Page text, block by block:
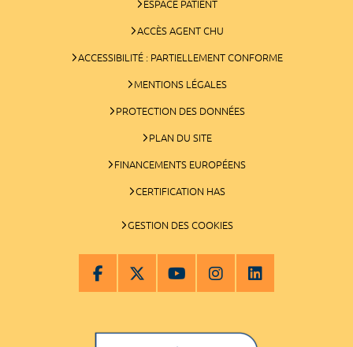
ESPACE PATIENT
ACCÈS AGENT CHU
ACCESSIBILITÉ : PARTIELLEMENT CONFORME
MENTIONS LÉGALES
PROTECTION DES DONNÉES
PLAN DU SITE
FINANCEMENTS EUROPÉENS
CERTIFICATION HAS
GESTION DES COOKIES